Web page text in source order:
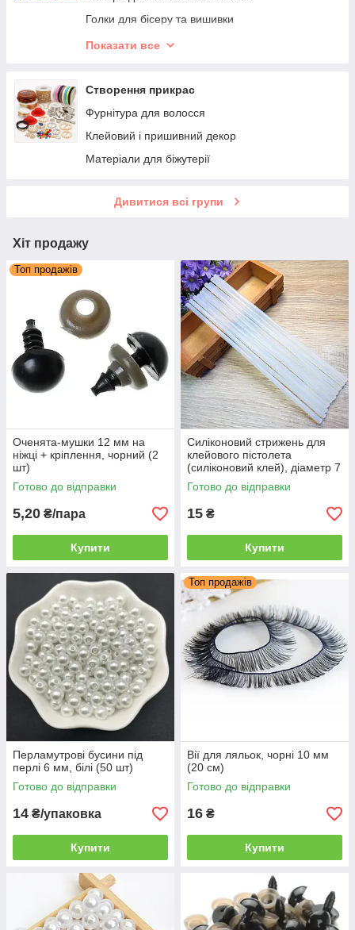
Мереживо
Шнури
Гумки
Фурнітура для сумок і брелоків
Кнопки та гачки
Китиці
Голки для бісеру та вишивки
П'яльці та приладдя для вишивки
Люрексові нитки
Акрилові нитки
Муліне нитки
Канва для вишивання
Дріт для бісероплетіння
Набори для вишивки бісером
Схеми для вишивки бісером і нитками
Заготовки під вишивку бісером та нитками
Показати все
Створення прикрас
Фурнітура для волосся
Клейовий і пришивний декор
Матеріали для біжутерії
Дивитися всі групи
Хіт продажу
Топ продажів
Оченята-мушки 12 мм на
ніжці + кріплення, чорний (2
шт)
Готово до відправки
5,20 ₴/пара
Купити
Силіконовий стрижень для
клейового пістолета
(силіконовий клей), діаметр 7
мм (1 шт)
Готово до відправки
15 ₴
Купити
Перламутрові бусини під
перлі 6 мм, білі (50 шт)
Готово до відправки
14 ₴/упаковка
Купити
Топ продажів
Вії для ляльок, чорні 10 мм
(20 см)
Готово до відправки
16 ₴
Купити